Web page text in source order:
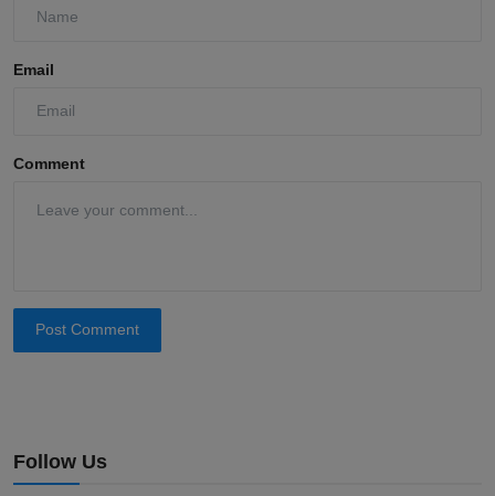
Email
Comment
Post Comment
Follow Us